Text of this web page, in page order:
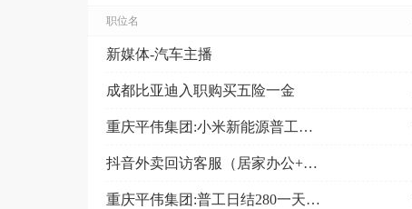
职位名
新媒体-汽车主播
成都比亚迪入职购买五险一金
重庆平伟集团:小米新能源普工（包吃住+日结280一天...
抖音外卖回访客服（居家办公+时间自由）
重庆平伟集团:普工日结280一天（包食宿+五险）Q